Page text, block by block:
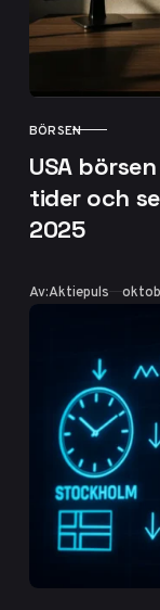
KATEGORI
BÖRSEN
USA
tider och
2025
Av:Aktiepuls